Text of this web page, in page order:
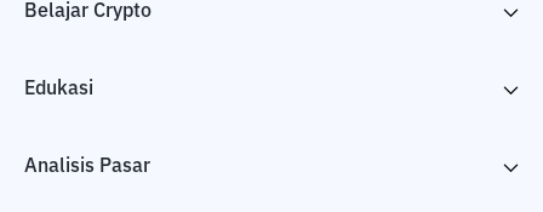
Belajar Crypto
Edukasi
Analisis Pasar